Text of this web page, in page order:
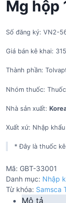
Mg hộp
Số đăng ký: VN2-
Giá bán kê khai:
Thành phần:
Nhóm thuốc:
Nhà sản xuất:
Xuất xứ: Nhập
* Đây là thuốc
Mã: GBT-33001
Danh mục: Nhập
Từ khóa: Samsca
Mô tả